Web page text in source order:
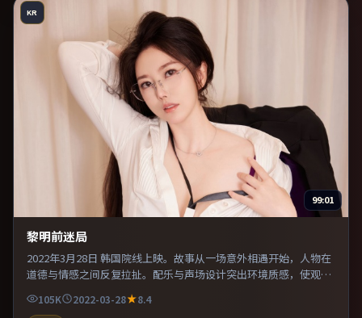
KR
99:01
黎明前迷局
2022年3月28日 韩国院线上映。故事从一场意外相遇开始，人物在
道德与情感之间反复拉扯。配乐与声场设计突出环境质感，使观众
更易沉浸其中。既有类型片爽感，也保留作者表达，口碑潜力不
俗。
105K 2022-03-28
8.4